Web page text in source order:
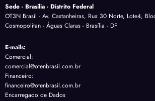
Sede - Brasília - Distrito Federal
OT3N Brasil - Av. Castanheiras, Rua 30 Norte, Lote4,
Cosmopolitan - Águas Claras - Brasília - DF
E-mails:
Comercial:
comercial@otenbrasil.com.br
Financeiro:
financeiro@otenbrasil.com.br
Encarregado de Dados